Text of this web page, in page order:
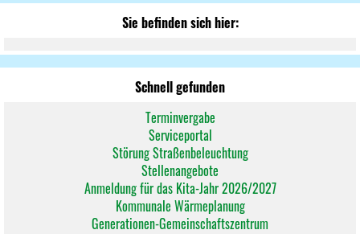
Sie befinden sich hier:
Schnell gefunden
Terminvergabe
Serviceportal
Störung Straßenbeleuchtung
Stellenangebote
Anmeldung für das Kita-Jahr 2026/2027
Kommunale Wärmeplanung
Generationen-Gemeinschaftszentrum